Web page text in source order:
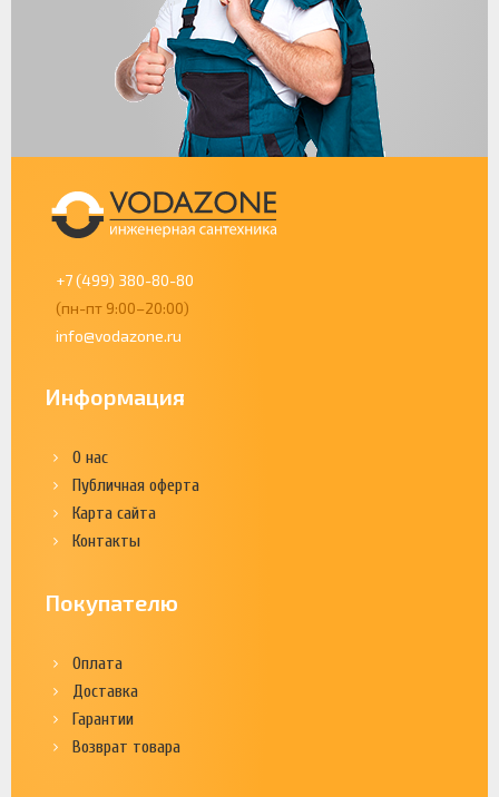
+7 (499) 380-80-80
(пн-пт 9:00–20:00)
info@vodazone.ru
Информация
О нас
Публичная оферта
Карта сайта
Контакты
Покупателю
Оплата
Доставка
Гарантии
Возврат товара